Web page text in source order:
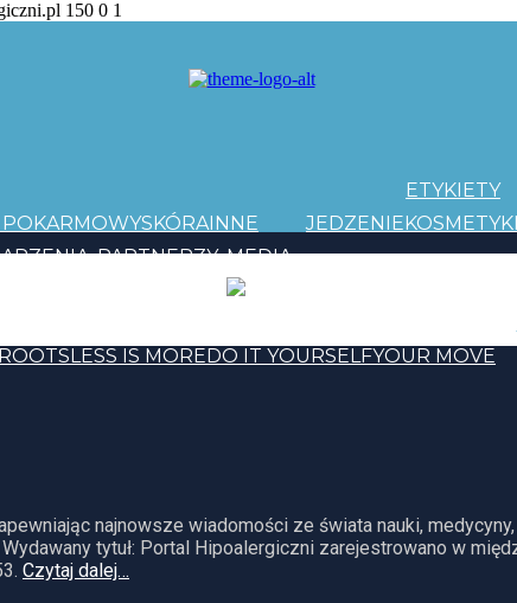
150 0 1
SKÓRAINNE
ETYKIETY
JEDZENIE
PARTNERZY MEDIA
LESS IS MOREDO IT YOURSELFYOUR MOVE
najnowsze wiadomości ze świata nauki,
tytuł: Portal Hipoalergiczni zarejestrowano w
Czytaj dalej…